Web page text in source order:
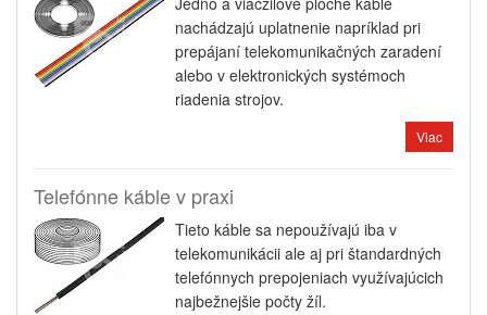
nachádzajú uplatnenie napríklad pri
prepájaní telekomunikačných zaradení
alebo v elektronických systémoch
riadenia strojov.
Viac
Telefónne káble v praxi
Tieto káble sa nepoužívajú iba v
telekomunikácii ale aj pri štandardných
telefónnych prepojeniach využívajúcich
najbežnejšie počty žíl.